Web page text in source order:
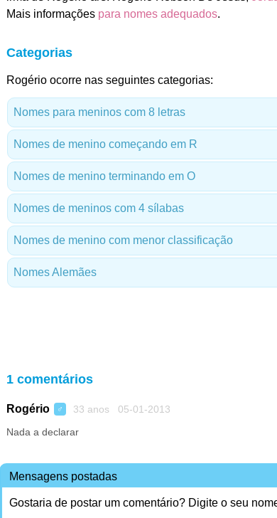
Mais informações para nomes adequados.
Categorias
Rogério ocorre nas seguintes categorias:
Nomes para meninos com 8 letras
Nomes de menino começando em R
Nomes de menino terminando em O
Nomes de meninos com 4 sílabas
Nomes de menino com menor classificação
Nomes Alemães
1 comentários
Rogério ♂ 33 anos 05-01-2013
Nada a declarar
Mensagens postadas
Gostaria de postar um comentário? Digite o seu